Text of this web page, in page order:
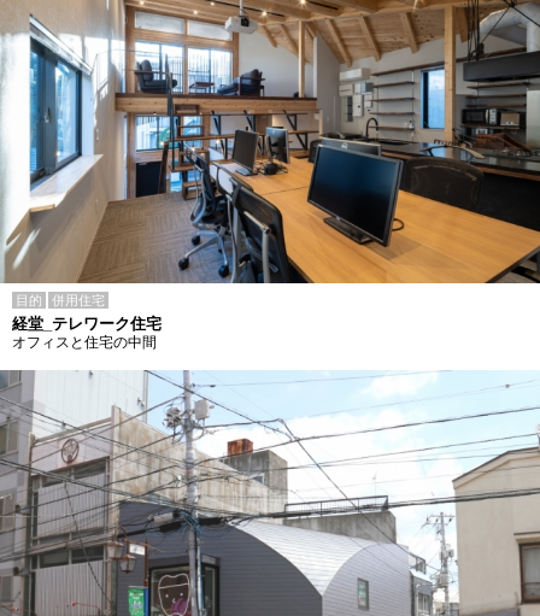
目的 併用住宅
経堂_テレワーク住宅
オフィスと住宅の中間